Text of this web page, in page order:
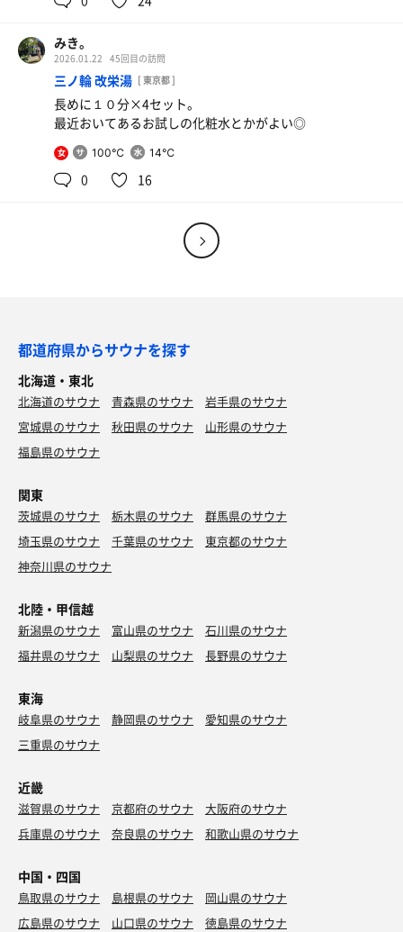
みき。
2026.01.22 45回目の訪問
三ノ輪 改栄湯 [ 東京都 ]
長めに１０分×4セット。
最近おいてあるお試しの化粧水とかがよい◎
女 100℃ 14℃
0 16
都道府県からサウナを探す
北海道・東北
北海道のサウナ 青森県のサウナ
岩手県のサウナ
宮城県のサウナ
秋田県のサウナ
山形県のサウナ
福島県のサウナ
関東
茨城県のサウナ 栃木県のサウナ
群馬県のサウナ
埼玉県のサウナ
千葉県のサウナ
東京都のサウナ
神奈川県のサウナ
北陸・甲信越
新潟県のサウナ 富山県のサウナ
石川県のサウナ
福井県のサウナ
山梨県のサウナ 長野県のサウナ
東海
岐阜県のサウナ 静岡県のサウナ
愛知県のサウナ
三重県のサウナ
近畿
滋賀県のサウナ 京都府のサウナ
大阪府のサウナ
兵庫県のサウナ
奈良県のサウナ 和歌山県のサウナ
中国・四国
鳥取県のサウナ 島根県のサウナ
岡山県のサウナ
広島県のサウナ
山口県のサウナ
徳島県のサウナ